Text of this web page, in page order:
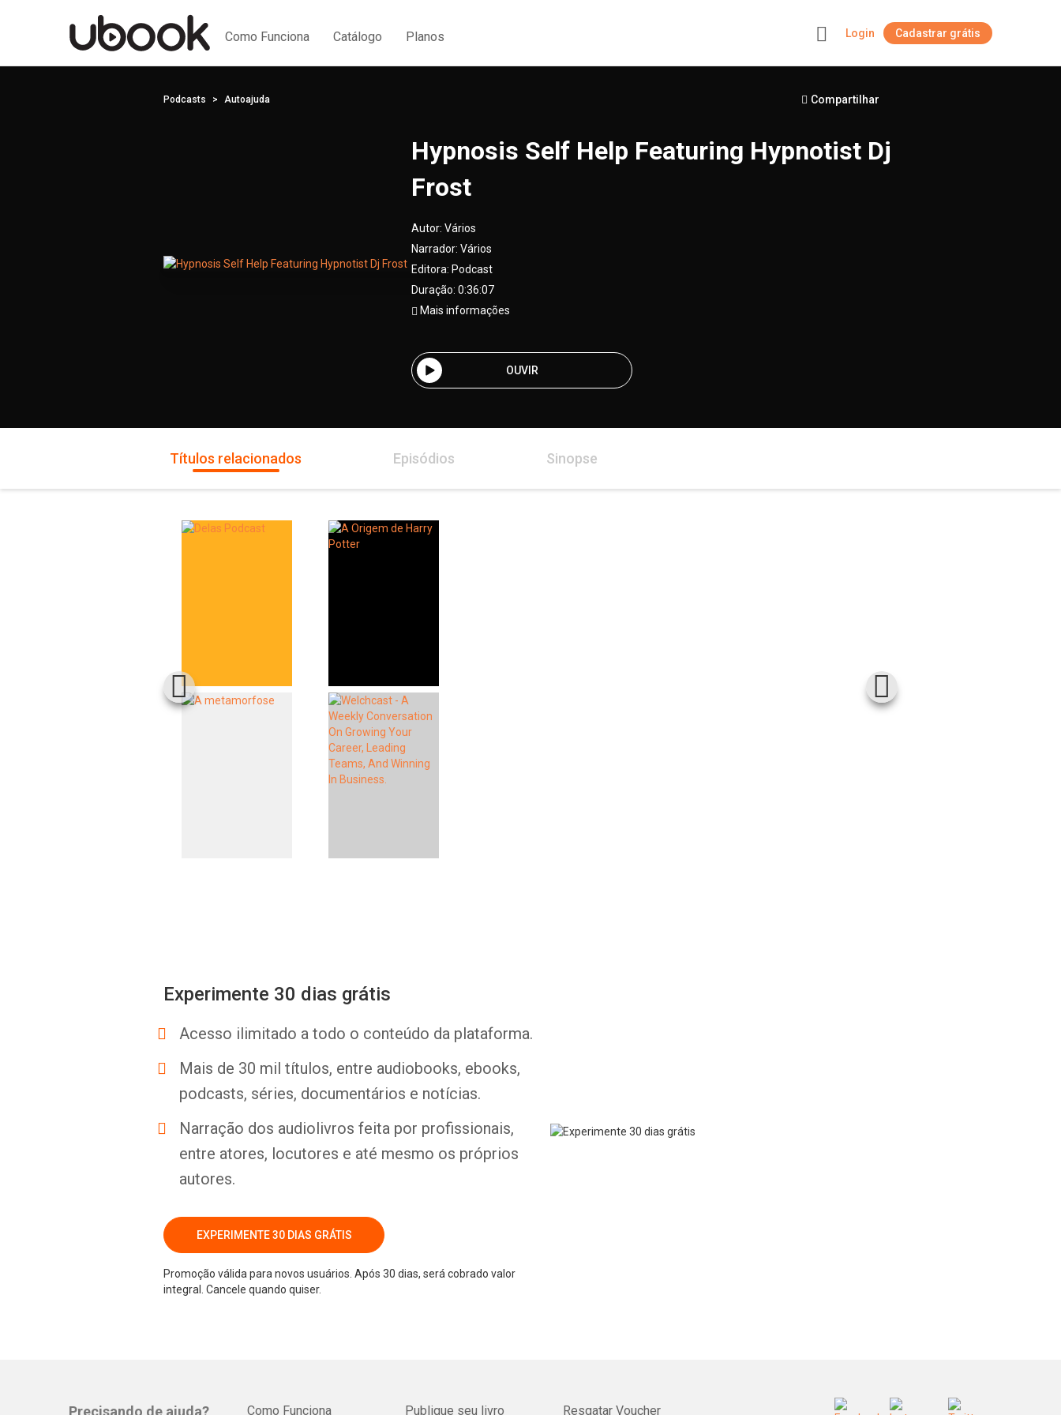
Como Funciona Catálogo Planos Login Cadastrar grátis
Podcasts Autoajuda Compartilhar
Hypnosis Self Help Featuring Hypnotist Dj
Frost
Autor: Vários
Narrador: Vários
Editora: Podcast
Duração: 0:36:07
Mais informações
OUVIR
Títulos relacionados Episódios Sinopse
Experimente 30 dias grátis
Acesso ilimitado a todo o conteúdo da plataforma.
Mais de 30 mil títulos, entre audiobooks, ebooks,
podcasts, séries, documentários e notícias.
Narração dos audiolivros feita por profissionais,
entre atores, locutores e até mesmo os próprios
autores.
EXPERIMENTE 30 DIAS GRÁTIS
Promoção válida para novos usuários. Após 30 dias, será cobrado valor
integral. Cancele quando quiser.
Precisando de ajuda? Como Funciona Publique seu livro Resgatar Voucher